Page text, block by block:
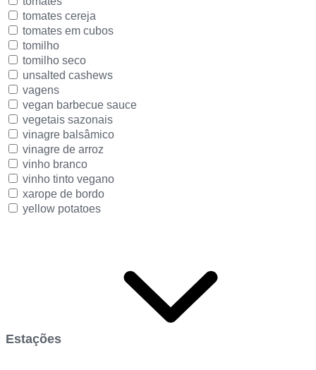
tomates cereja
tomates em cubos
tomilho
tomilho seco
unsalted cashews
vagens
vegan barbecue sauce
vegetais sazonais
vinagre balsâmico
vinagre de arroz
vinho branco
vinho tinto vegano
xarope de bordo
yellow potatoes
Estações